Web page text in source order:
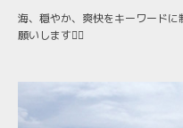
海、穏やか、爽快をキーワード
願いします🙇‍♂️